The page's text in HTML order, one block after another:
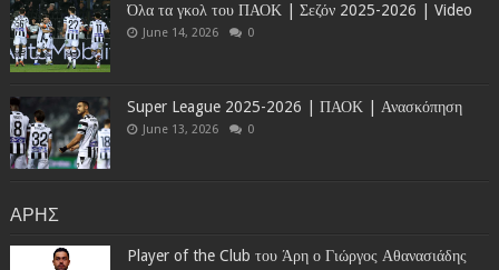
Όλα τα γκολ του ΠΑΟΚ | Σεζόν 2025-2026 | Video
June 14, 2026 0
Super League 2025-2026 | ΠΑΟΚ | Ανασκόπηση
June 13, 2026 0
ΑΡΗΣ
Player of the Club του Άρη ο Γιώργος Αθανασιάδης